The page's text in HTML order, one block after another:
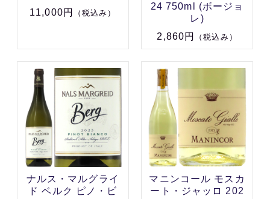
11,000円
（税込み）
24 750ml (ボージョ
レ)
2,860円
（税込み）
ナルス・マルグライ
ド ベルク ピノ・ビ
マニンコール モスカ
ート・ジャッロ 202